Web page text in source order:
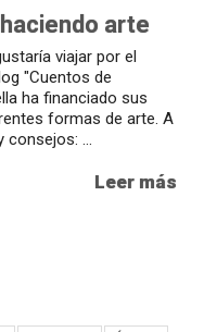
arte
viajar por el
"Cuentos de
ha financiado sus
formas de arte. A
...
Leer más